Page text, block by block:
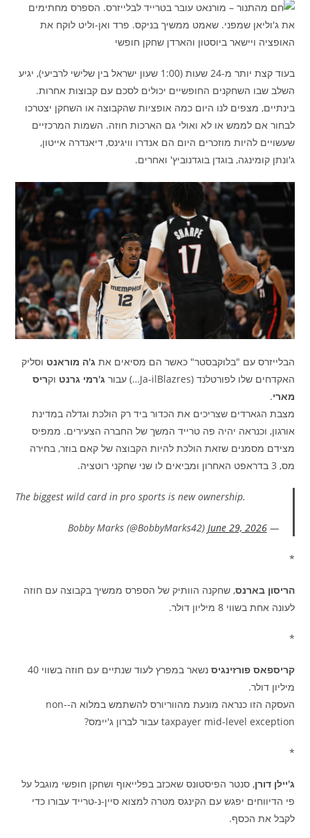
בעוד קצת יותר מ-24 שעות (1:00 שעון ישראל בין שלישי לרביעי), יגיע
השלב שבו השחקנים החופשיים יכולים לסכם עם קבוצות אחרות.
בינתיים, מצפים לנו היום כמה אופציות שהקבוצה או השחקן יצטרכו
לבחור אם לממש או לא ואולי גם הארכות חוזה. השמות המרכזיים
שעשויים להיות מוזכרים היום הם אנדרו וויגינס, דיאנדרה אייטון,
ג'ונתן קומינגה, בוגדן בוגדנוביץ' ואחרים.
הבלייזרס עם "בלוקבסטר" כאשר הם מסיאים את ג'ה מוראנט וסליק
האקדחים שלו לפורטלנד (Ja-ilBlazres…) עבור
ג'רמי גרנט וקריס
מארי.
מצבת הגארדים שצריכים את הכדור ביד רק הולכת וגדלה במדינת
אורגון, וכנראה יהיה פה טרייד המשך של החברה הצעירים. ממפיס
מצידם מסמנים שזאת הולכת להיות הקבוצה של קאם בוזר, בחירה
מס, 3 בדראפט האחרון ומביאים לו שני שחקני רוטציה.
The biggest wild card in pro sports is new ownership.
— Bobby Marks (@BobbyMarks42)
June 29, 2026
*
הריסון בארנס, שחקנה הוותיק של הספרס ממשיך בקבוצה עם חוזה
לעונה אחת בשווי 8 מיליון דולר.
*
קריספאס פורזינגיס
נשאר במפרץ לעוד שנתיים עם חוזה בשווי 40
מיליון דולר.
העסקה הזו כנראה מונעת מהווריורס להשתמש במלוא ה-non-
taxpayer mid-level exception עבור לברון ג'יימס?
*
ג'יילן דורן, סנטר הפיסטונס שאכזב בפלייאוף ושחקן חופשי מוגבל על
פי הדיווחים יפגש עם הקינגס מטרה למצוא סיין-נ-טרייד עבורו כדי
לקבל את הכסף.